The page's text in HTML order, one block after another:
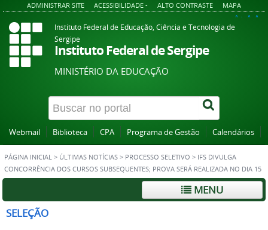
ADMINISTRAR SITE ACESSIBILIDADE - ALTO CONTRASTE MAPA
A+ A A-
Instituto Federal de Educação, Ciência e Tecnologia de
Sergipe
Instituto Federal de Sergipe
MINISTÉRIO DA EDUCAÇÃO
Webmail Biblioteca CPA Programa de Gestão Calendários
PÁGINA INICIAL > ÚLTIMAS NOTÍCIAS > PROCESSO SELETIVO > IFS DIVULGA
CONCORRÊNCIA DOS CURSOS SUBSEQUENTES; PROVA SERÁ REALIZADA NO DIA 15
MENU
SELEÇÃO